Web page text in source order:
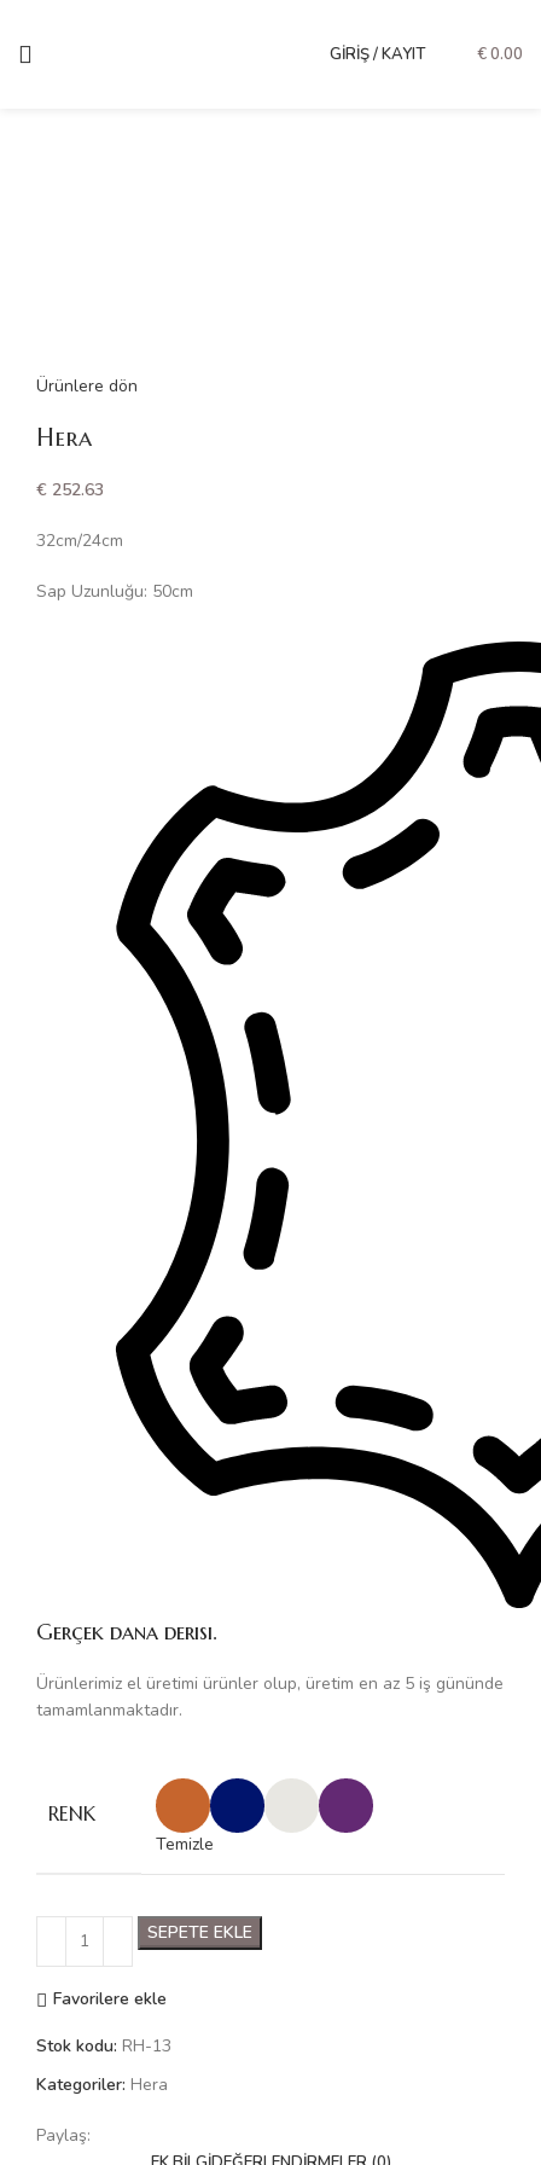
GIRIŞ / KAYIT €0.00
Ürünlere dön
Hera
€ 252.63
32cm/24cm
Sap Uzunluğu: 50cm
Gerçek dana derisi.
Ürünlerimiz el üretimi ürünler olup, üretim en az 5 iş gününde
tamamlanmaktadır.
RENK
Temizle
SEPETE EKLE
Favorilere ekle
Stok kodu: RH-13
Kategoriler: Hera
Paylaş: